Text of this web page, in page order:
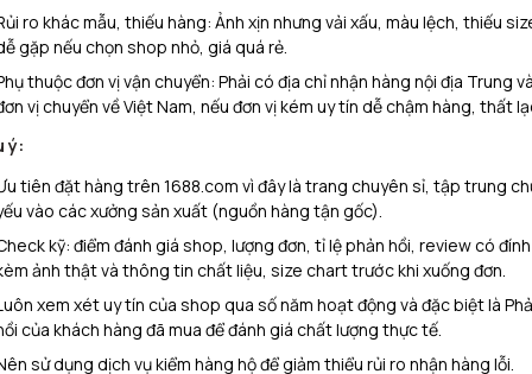
ro khác mẫu, thiếu hàng: Ảnh xịn nhưng vải xấu, màu lệch, thiếu
gặp nếu chọn shop nhỏ, giá quá rẻ.​
thuộc đơn vị vận chuyển: Phải có địa chỉ nhận hàng nội địa Trung
vị chuyển về Việt Nam, nếu đơn vị kém uy tín dễ chậm hàng, thất
ý:
tiên đặt hàng trên 1688.com vì đây là trang chuyên sỉ, tập trung
vào các xưởng sản xuất (nguồn hàng tận gốc).
kỹ: điểm đánh giá shop, lượng đơn, tỉ lệ phản hồi, review có đính
ảnh thật và thông tin chất liệu, size chart trước khi xuống đơn.
xem xét uy tín của shop qua số năm hoạt động và đặc biệt là
của khách hàng đã mua để đánh giá chất lượng thực tế.
sử dụng dịch vụ kiểm hàng hộ để giảm thiểu rủi ro nhận hàng lỗi.